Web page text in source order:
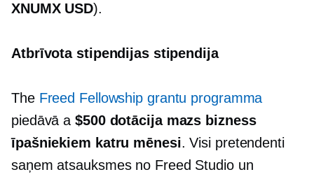
XNUMX USD).
Atbrīvota stipendijas stipendija
The Freed Fellowship grantu programma
piedāvā a$500 dotācija mazs bizness
īpašniekiem katru mēnesi. Visi pretendenti
saņem atsauksmes no Freed Studio un